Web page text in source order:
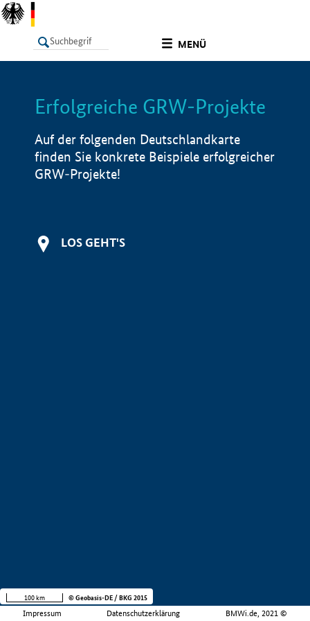
MENÜ
LISTE Info
Erfolgreiche GRW-Projekte
Auf der folgenden Deutschlandkarte
finden Sie konkrete Beispiele erfolgreicher
GRW-Projekte!
LOS GEHT'S
Impressum Datenschutzerklärung BMWi.de, 2021 ©
100 km © Geobasis-DE / BKG 2015